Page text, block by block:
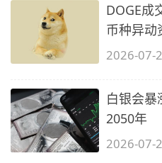
DOGE成
币种异动
2026-07-
白银会暴
2050年
2026-07-